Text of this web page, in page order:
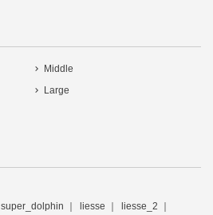
Middle
Large
super_dolphin liesse
liesse_2